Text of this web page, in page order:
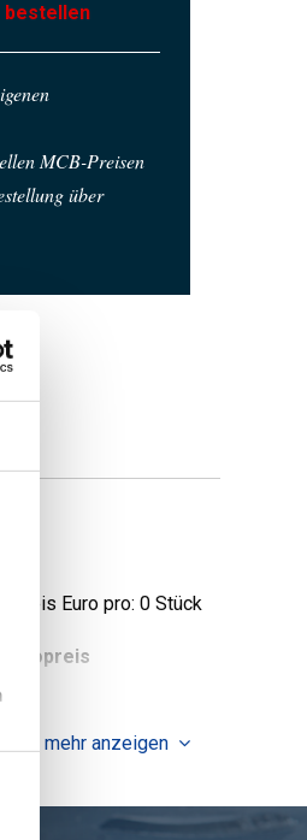
bestellen
MCB-Preisen
über
Preis Euro pro: 0 Stück
mehr anzeigen